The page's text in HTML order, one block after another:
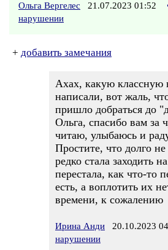
Ольга Вергелес 21.07.2023 01:52
нарушении
+ добавить замечания
Ахах, какую классную
написали, вот жаль,
пришло добраться до
Ольга, спасибо вам за
читаю, улыбаюсь и
Простите, что долго
редко стала заходить
перестала, как что-то
есть, а воплотить их
времени, к сожалению
Ирина Анди 20.10.2023
нарушении